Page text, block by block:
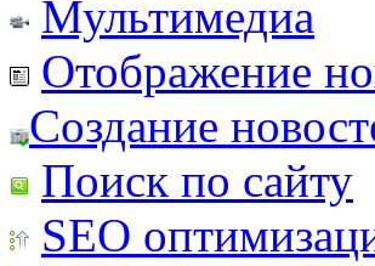
Мультимедиа
Отображение
Создание
Поиск по сайту
SEO